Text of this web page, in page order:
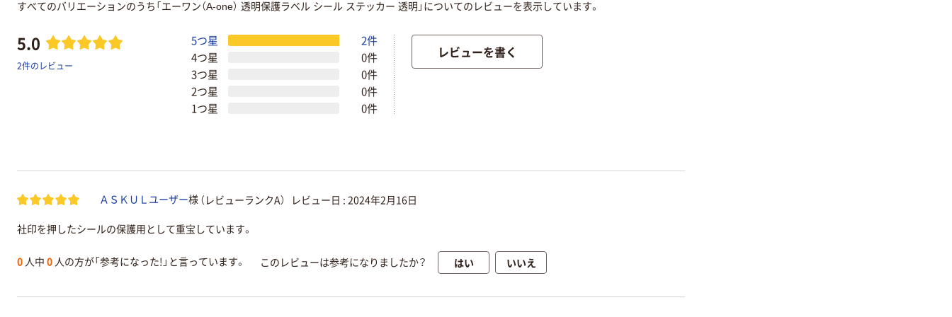
すべてのバリエーションのうち「エーワン（A-one） 透明保護ラベル シール ステッカー 透明」についてのレビューを表示しています。
5.0
2件のレビュー
5つ星
2件
4つ星
0件
3つ星
0件
2つ星
0件
1つ星
0件
レビューを書く
ＡＳＫＵＬユーザー様 （レビューランクA） レビュー日 : 2024年2月16日
社印を押したシールの保護用として重宝しています。
0 人中 0 人の方が「参考になった!」と言っています。 このレビューは参考になりましたか？ はい いいえ